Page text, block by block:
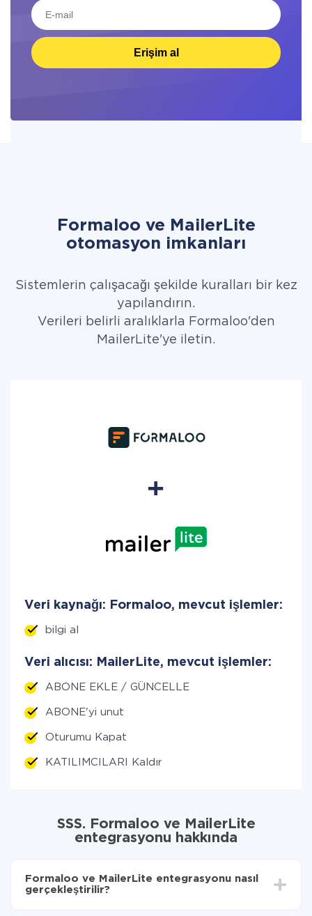
Erişim al
Formaloo ve MailerLite
otomasyon imkanları
Sistemlerin çalışacağı şekilde kuralları bir kez
yapılandırın.
Verileri belirli aralıklarla Formaloo'den
MailerLite'ye iletin.
Veri kaynağı: Formaloo, mevcut işlemler:
bilgi al
Veri alıcısı: MailerLite, mevcut işlemler:
ABONE EKLE / GÜNCELLE
ABONE'yi unut
Oturumu Kapat
KATILIMCILARI Kaldır
SSS. Formaloo ve MailerLite
entegrasyonu hakkında
Formaloo ve MailerLite entegrasyonu nasıl
gerçekleştirilir?